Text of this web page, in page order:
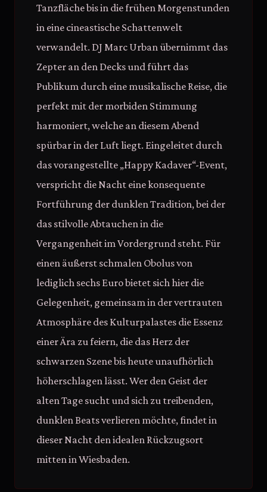
Tanzfläche bis in die frühen Morgenstunden
in eine cineastische Schattenwelt
verwandelt. DJ Marc Urban übernimmt das
Zepter an den Decks und führt das
Publikum durch eine musikalische Reise, die
perfekt mit der morbiden Stimmung
harmoniert, welche an diesem Abend
spürbar in der Luft liegt. Eingeleitet durch
das vorangestellte „Happy Kadaver“-Event,
verspricht die Nacht eine konsequente
Fortführung der dunklen Tradition, bei der
das stilvolle Abtauchen in die
Vergangenheit im Vordergrund steht. Für
einen äußerst schmalen Obolus von
lediglich sechs Euro bietet sich hier die
Gelegenheit, gemeinsam in der vertrauten
Atmosphäre des Kulturpalastes die Essenz
einer Ära zu feiern, die das Herz der
schwarzen Szene bis heute unaufhörlich
höherschlagen lässt. Wer den Geist der
alten Tage sucht und sich zu treibenden,
dunklen Beats verlieren möchte, findet in
dieser Nacht den idealen Rückzugsort
mitten in Wiesbaden.